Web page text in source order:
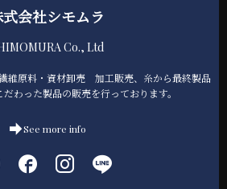
式会社シモムラ
Co., Ltd
維原料・資材卸売 加工販売、糸から最終製品
わった製品の販売を行っております。
See more info